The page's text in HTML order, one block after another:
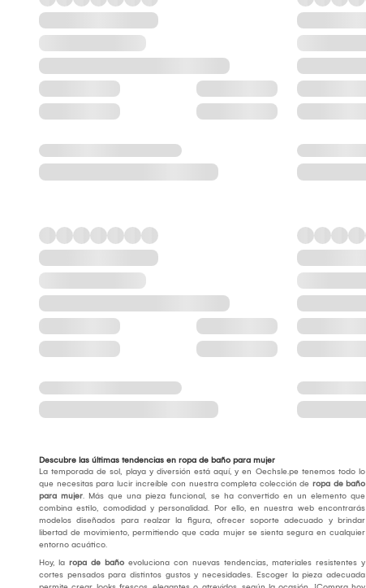
Descubre las últimas tendencias en ropa de baño para mujer
La temporada de sol, playa y diversión está aquí, y en Oechsle.pe tenemos todo lo
que necesitas para lucir increíble con nuestra completa colección de ropa de baño
para mujer. Más que una pieza funcional, se ha convertido en un elemento que
combina estilo, comodidad y personalidad. Por ello, en nuestra web encontrarás
modelos diseñados para realzar la figura, ofrecer soporte adecuado y brindar
libertad de movimiento, permitiendo que cada mujer se sienta segura en cualquier
entorno acuático.
Hoy, la ropa de baño evoluciona con nuevas tendencias, materiales resistentes y
cortes pensados para distintos gustos y necesidades. Escoger la pieza adecuada